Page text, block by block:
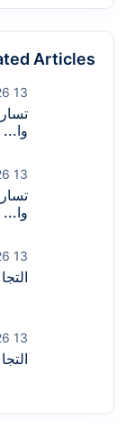
Articles
13 Mar 2026
وا...
13 Mar 2026
وا...
13 Mar 2026
13 Mar 2026